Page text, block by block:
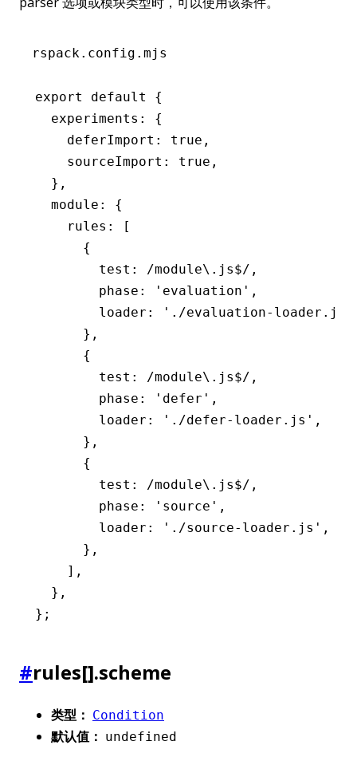
rspack.config.mjs
export default
{
  experiments
:
{
    deferImport
: true ,
    sourceImport
: true ,
  }
,
  module
:
{
    rules
:
[
      {
        test
: /module\.js$/ ,
        phase
: 'evaluation' ,
        loader
: './evaluation-loader.js'
      }
,
      {
        test
: /module\.js$/ ,
        phase
: 'defer' ,
        loader
: './defer-loader.js' ,
      }
,
      {
        test
: /module\.js$/ ,
        phase
: 'source' ,
        loader
: './source-loader.js' ,
      }
,
    ]
,
  }
,
};
#rules[].scheme
类型： Condition
默认值： undefined